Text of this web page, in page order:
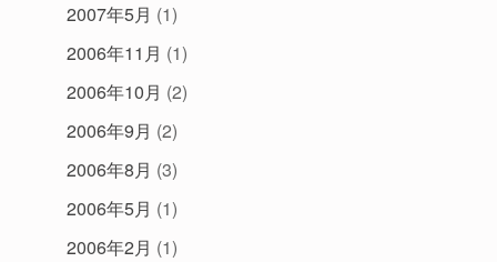
2007年5月 (1)
2006年11月 (1)
2006年10月 (2)
2006年9月 (2)
2006年8月 (3)
2006年5月 (1)
2006年2月 (1)